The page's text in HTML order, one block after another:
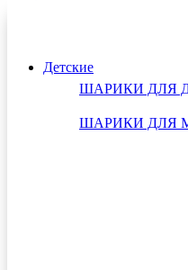
Детские
ШАРИКИ ДЛЯ
ШАРИКИ ДЛЯ